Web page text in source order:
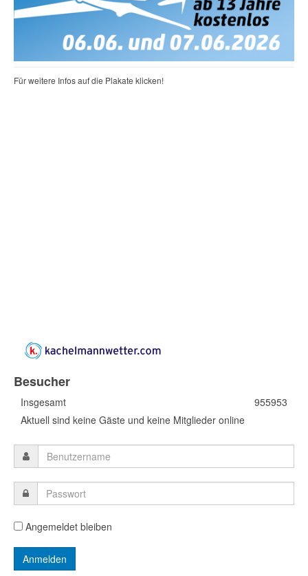
Für weitere Infos auf die Plakate klicken!
Besucher
Insgesamt
955953
Aktuell sind keine Gäste und keine Mitglieder online
Angemeldet bleiben